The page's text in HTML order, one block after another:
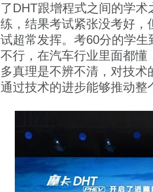
了DHT跟增程式之间的学
练，结果考试紧张没考好
试超常发挥。考60分的学
不行，在汽车行业里面都
多真理是不辨不清，对技
通过技术的进步能够推动整